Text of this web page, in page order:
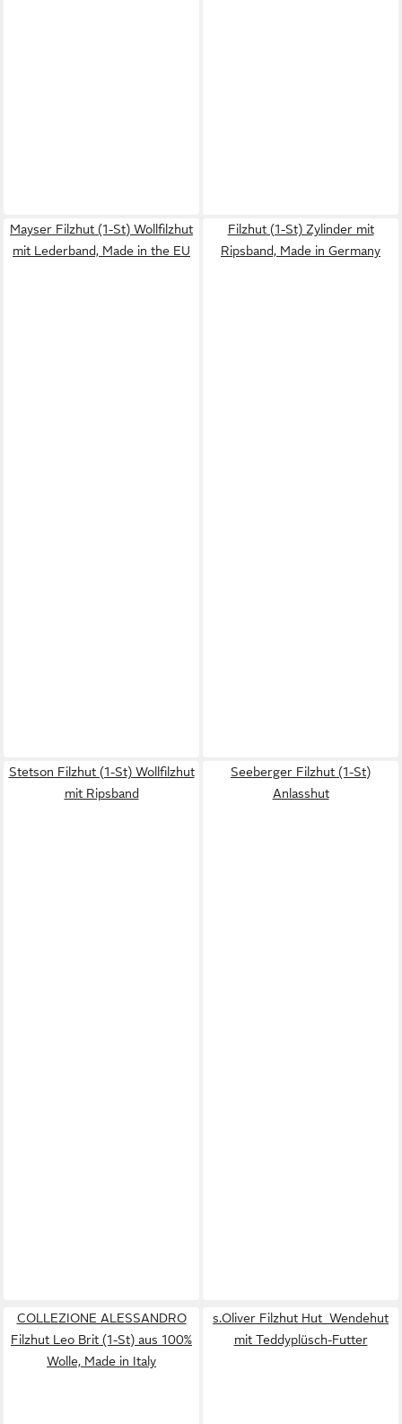
Mayser Filzhut (1-St) Wollfilzhut
mit Lederband, Made in the EU
Filzhut (1-St) Zylinder mit
Ripsband, Made in Germany
Stetson Filzhut (1-St) Wollfilzhut
mit Ripsband
Seeberger Filzhut (1-St)
Anlasshut
COLLEZIONE ALESSANDRO
Filzhut Leo Brit (1-St) aus 100%
Wolle, Made in Italy
s.Oliver Filzhut Hut Wendehut
mit Teddyplüsch-Futter